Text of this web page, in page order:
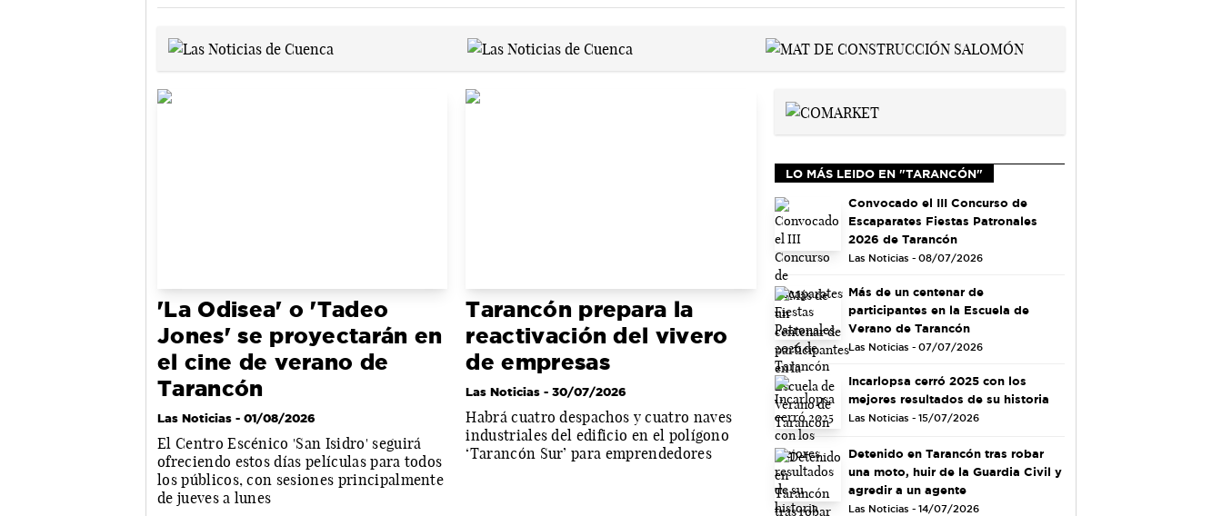
'La Odisea' o 'Tadeo
Jones' se proyectarán en
el cine de verano de
Tarancón
Las Noticias - 01/08/2026
El Centro Escénico 'San Isidro' seguirá
ofreciendo estos días películas para todos
los públicos, con sesiones principalmente
de jueves a lunes
Tarancón prepara la
reactivación del vivero
de empresas
Las Noticias - 30/07/2026
Habrá cuatro despachos y cuatro naves
industriales del edificio en el polígono
‘Tarancón Sur’ para emprendedores
LO MÁS LEIDO EN "TARANCÓN"
Convocado el III Concurso de
Escaparates Fiestas Patronales
2026 de Tarancón
Las Noticias - 08/07/2026
Más de un centenar de
participantes en la Escuela de
Verano de Tarancón
Las Noticias - 07/07/2026
Incarlopsa cerró 2025 con los
mejores resultados de su historia
Las Noticias - 15/07/2026
Detenido en Tarancón tras robar
una moto, huir de la Guardia Civil y
agredir a un agente
Las Noticias - 14/07/2026